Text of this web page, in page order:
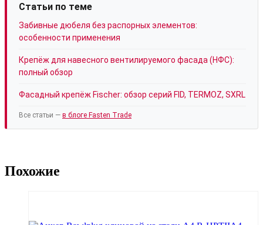
Статьи по теме
Забивные дюбеля без распорных элементов:
особенности применения
Крепёж для навесного вентилируемого фасада (НФС):
полный обзор
Фасадный крепёж Fischer: обзор серий FID, TERMOZ, SXRL
Все статьи — в блоге Fasten Trade
Похожие